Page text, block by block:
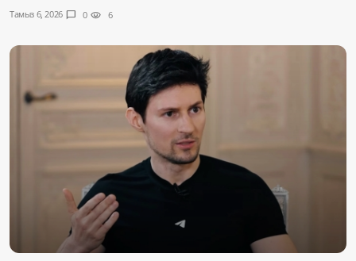
Тамыз 6, 2026 chat_bubble 0 visibility 6